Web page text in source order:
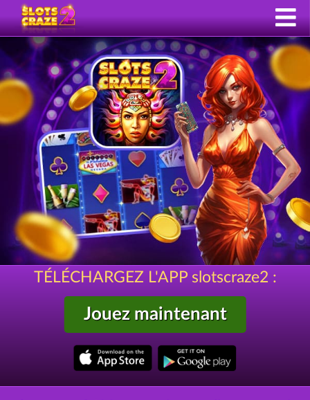
TÉLÉCHARGEZ L'APP slotscraze2 :
Jouez maintenant